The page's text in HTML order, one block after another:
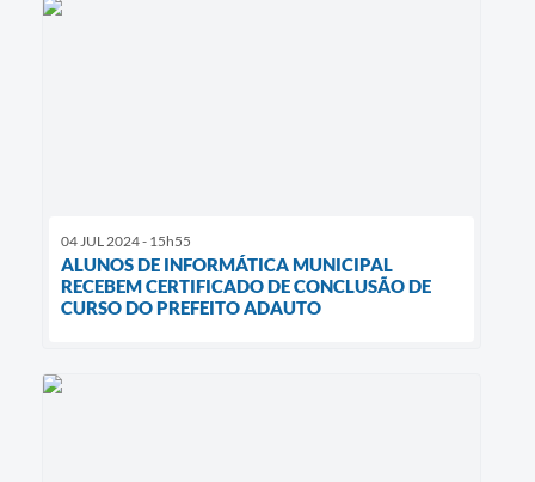
04 JUL 2024 - 15h55
ALUNOS DE INFORMÁTICA MUNICIPAL
RECEBEM CERTIFICADO DE CONCLUSÃO DE
CURSO DO PREFEITO ADAUTO